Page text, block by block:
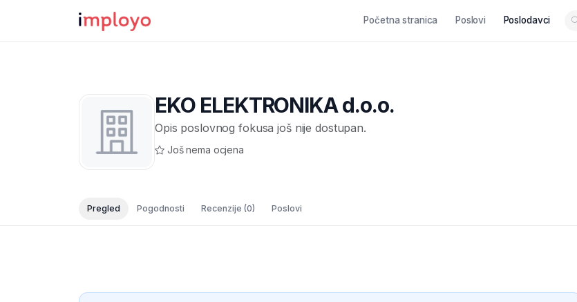
Početna stranica Poslovi Poslodavci
EKO ELEKTRONIKA d.o.o.
Opis poslovnog fokusa još nije dostupan.
Još nema ocjena
Pregled Pogodnosti Recenzije (0) Poslovi